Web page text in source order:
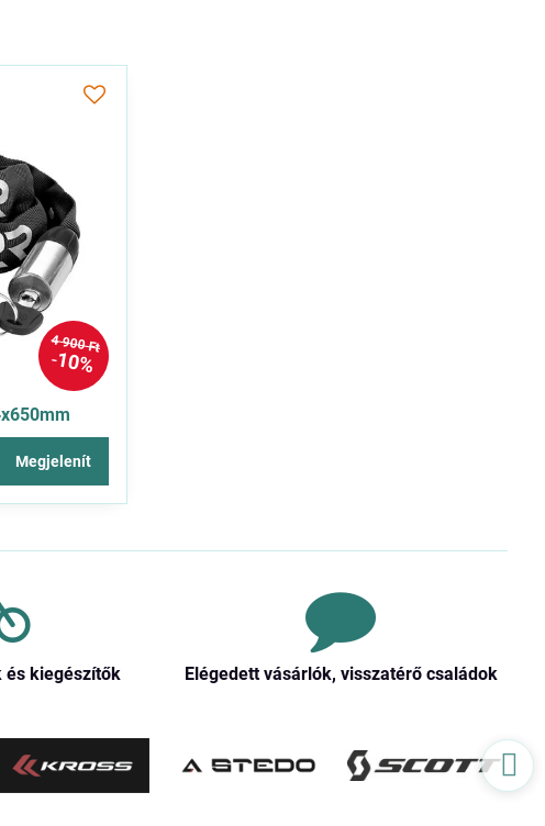
4 900 Ft
10%
Megjelenít
és kiegészítők Elégedett vásárlók, visszatérő családok